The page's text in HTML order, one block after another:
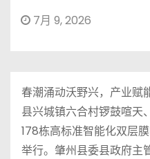
7月 9, 2026
春潮涌动沃野兴，产业赋
县兴城镇六合村锣鼓喧天
178栋高标准智能化双层
举行。肇州县委县政府主